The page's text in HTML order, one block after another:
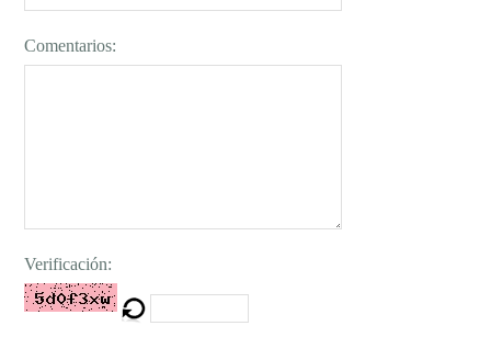
Comentarios:
Verificación: